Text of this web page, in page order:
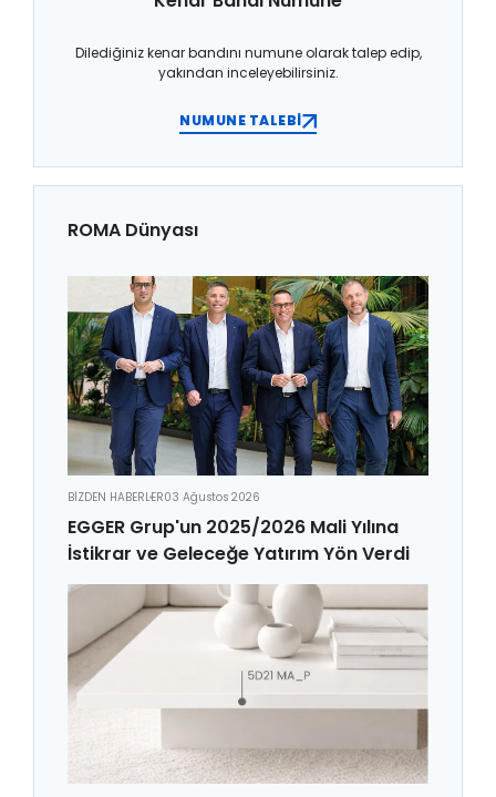
Dilediğiniz kenar bandını numune olarak talep edip,
yakından inceleyebilirsiniz.
NUMUNE TALEBİ
ROMA Dünyası
BİZDEN HABERLER03 Ağustos 2026
EGGER Grup'un 2025/2026 Mali Yılına
İstikrar ve Geleceğe Yatırım Yön Verdi